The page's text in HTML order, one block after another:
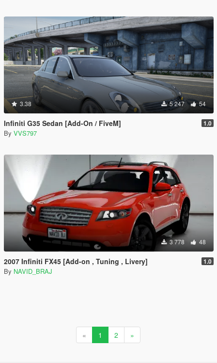
3.38 5 247 54
Infiniti G35 Sedan [Add-On / FiveM] 1.0
By VVS797
3 778 48
2007 Infiniti FX45 [Add-on , Tuning , Livery] 1.0
By NAVID_BRAJ
« 1 2 »